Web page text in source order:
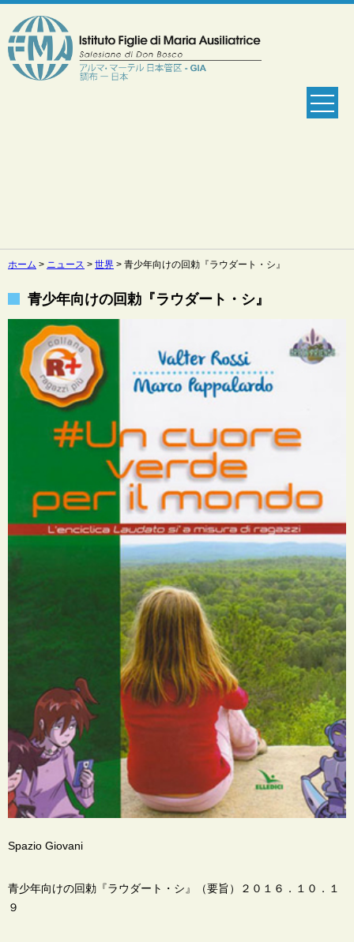
ホーム > ニュース > 世界 > 青少年向けの回勅『ラウダート・シ』
青少年向けの回勅『ラウダート・シ』
Spazio Giovani
青少年向けの回勅『ラウダート・シ』（要旨）
２０１６．１０．１
９